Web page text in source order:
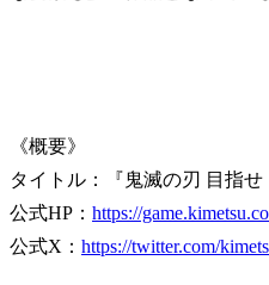
《概要》
タイトル：『鬼滅の刃 目指せ
公式HP： https://
公式X： https://twitter.com/